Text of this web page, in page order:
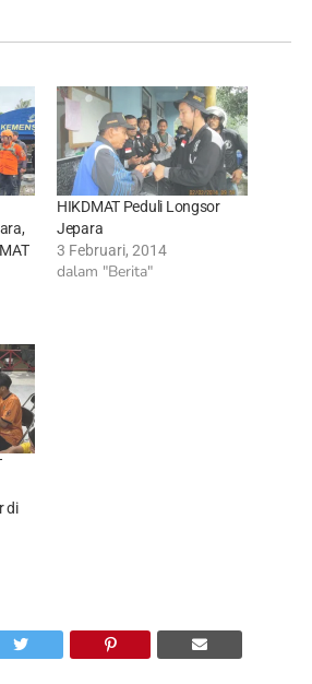
HIKDMAT Peduli Longsor
Jepara
3 Februari, 2014
dalam "Berita"
di